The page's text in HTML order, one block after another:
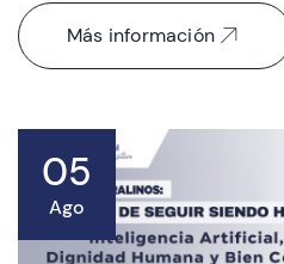
Más información
05
Ago